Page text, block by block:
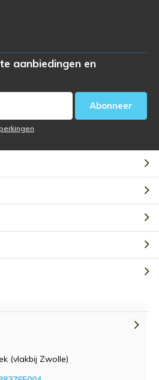
aanbiedingen en
Abonneer
(vlakbij Zwolle)